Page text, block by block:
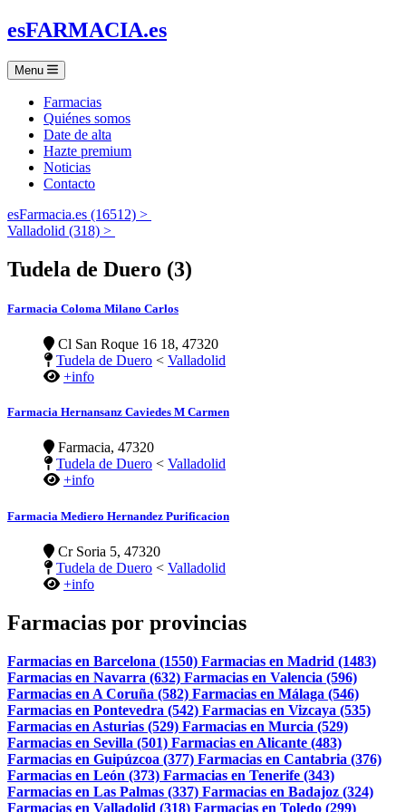
esFARMACIA.es
Menu
Farmacias
Quiénes somos
Date de alta
Hazte premium
Noticias
Contacto
esFarmacia.es (16512) >
Valladolid (318) >
Tudela de Duero (3)
Farmacia Coloma Milano Carlos
Cl San Roque 16 18, 47320
Tudela de Duero < Valladolid
+info
Farmacia Hernansanz Caviedes M Carmen
Farmacia, 47320
Tudela de Duero < Valladolid
+info
Farmacia Mediero Hernandez Purificacion
Cr Soria 5, 47320
Tudela de Duero < Valladolid
+info
Farmacias por provincias
Farmacias en Barcelona (1550) Farmacias en Madrid (1483)
Farmacias en Navarra (632) Farmacias en Valencia (596)
Farmacias en A Coruña (582) Farmacias en Málaga (546)
Farmacias en Pontevedra (542) Farmacias en Vizcaya (535)
Farmacias en Asturias (529) Farmacias en Murcia (529)
Farmacias en Sevilla (501) Farmacias en Alicante (483)
Farmacias en Guipúzcoa (377) Farmacias en Cantabria (376)
Farmacias en León (373) Farmacias en Tenerife (343)
Farmacias en Las Palmas (337) Farmacias en Badajoz (324)
Farmacias en Valladolid (318) Farmacias en Toledo (299)